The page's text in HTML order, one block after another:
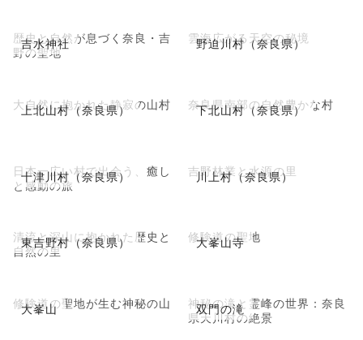
吉水神社
歴史と自然が息づく奈良・吉
野の聖地
野迫川村（奈良県）
雲海広がる天空の秘境
上北山村（奈良県）
大自然に抱かれた静寂の山村 下北山村（奈良県）
奈良県南部の自然豊かな村
十津川村（奈良県）
日本一広い村で出会う、癒し
と感動の旅
川上村（奈良県）
吉野林業と水源の里
東吉野村（奈良県）
清流と深山に抱かれた歴史と
自然の里
大峯山寺
修験道の聖地
大峯山
修験道の聖地が生む神秘の山 双門の滝
神秘の滝と霊峰の世界：奈良
県天川村の絶景